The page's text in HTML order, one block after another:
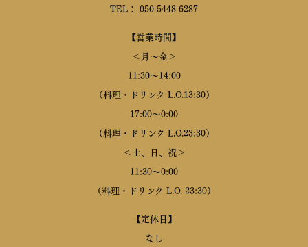
TEL： 050-5448-6287
【営業時間】
＜月～金＞
11:30～14:00
（料理・ドリンク L.O.13:30）
17:00～0:00
（料理・ドリンク L.O.23:30）
＜土、日、祝＞
11:30～0:00
（料理・ドリンク L.O. 23:30）
【定休日】
なし